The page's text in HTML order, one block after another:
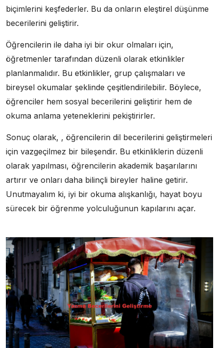
biçimlerini keşfederler. Bu da onların eleştirel düşünme
becerilerini geliştirir.
Öğrencilerin ile daha iyi bir okur olmaları için,
öğretmenler tarafından düzenli olarak etkinlikler
planlanmalıdır. Bu etkinlikler, grup çalışmaları ve
bireysel okumalar şeklinde çeşitlendirilebilir. Böylece,
öğrenciler hem sosyal becerilerini geliştirir hem de
okuma anlama yeteneklerini pekiştirirler.
Sonuç olarak, , öğrencilerin dil becerilerini geliştirmeleri
için vazgeçilmez bir bileşendir. Bu etkinliklerin düzenli
olarak yapılması, öğrencilerin akademik başarılarını
artırır ve onları daha bilinçli bireyler haline getirir.
Unutmayalım ki, iyi bir okuma alışkanlığı, hayat boyu
sürecek bir öğrenme yolculuğunun kapılarını açar.